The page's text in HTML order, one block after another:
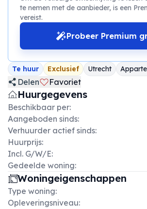
te nemen met de aanbieder, is een
vereist.
Probeer Premium
Te huur Exclusief Utrecht
Delen Favoriet
Huurgegevens
Beschikbaar per:
Aangeboden sinds:
Verhuurder actief sinds:
Huurprijs:
Incl. G/W/E:
Gedeelde woning:
Woningeigenschappen
Type woning:
Opleveringsniveau: